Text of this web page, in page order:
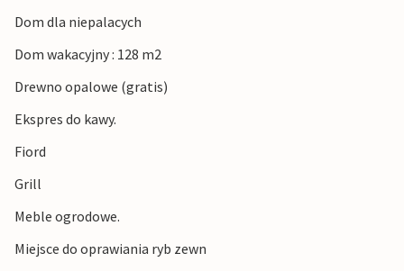
Dom dla niepalacych
Dom wakacyjny : 128 m2
Drewno opalowe (gratis)
Ekspres do kawy.
Fiord
Grill
Meble ogrodowe.
Miejsce do oprawiania ryb zewn